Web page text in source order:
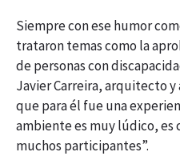
Siempre con ese humor
trataron temas como la
de personas con
Javier Carreira, arquitecto
que para él fue una
ambiente es muy lúdico, es
muchos participantes”.